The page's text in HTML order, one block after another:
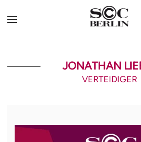
JONATHAN
VERTEIDIGER